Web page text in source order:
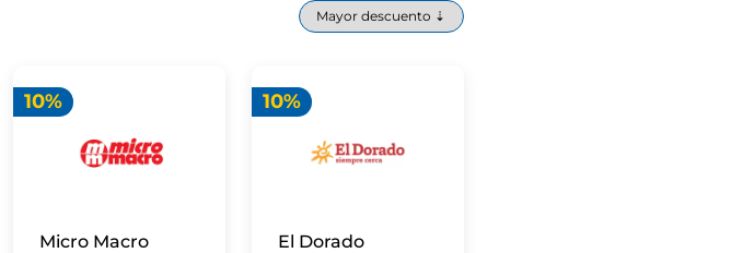
10%
Micro Macro
10%
El Dorado